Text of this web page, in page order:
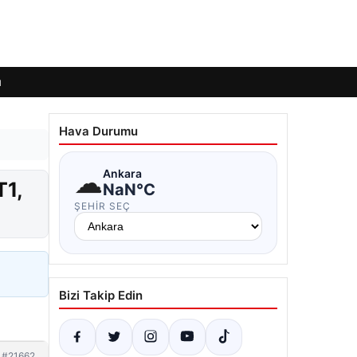
Hava Durumu
☁Ankara
NaN°C
ŞEHIR SEÇ
Bizi Takip Edin